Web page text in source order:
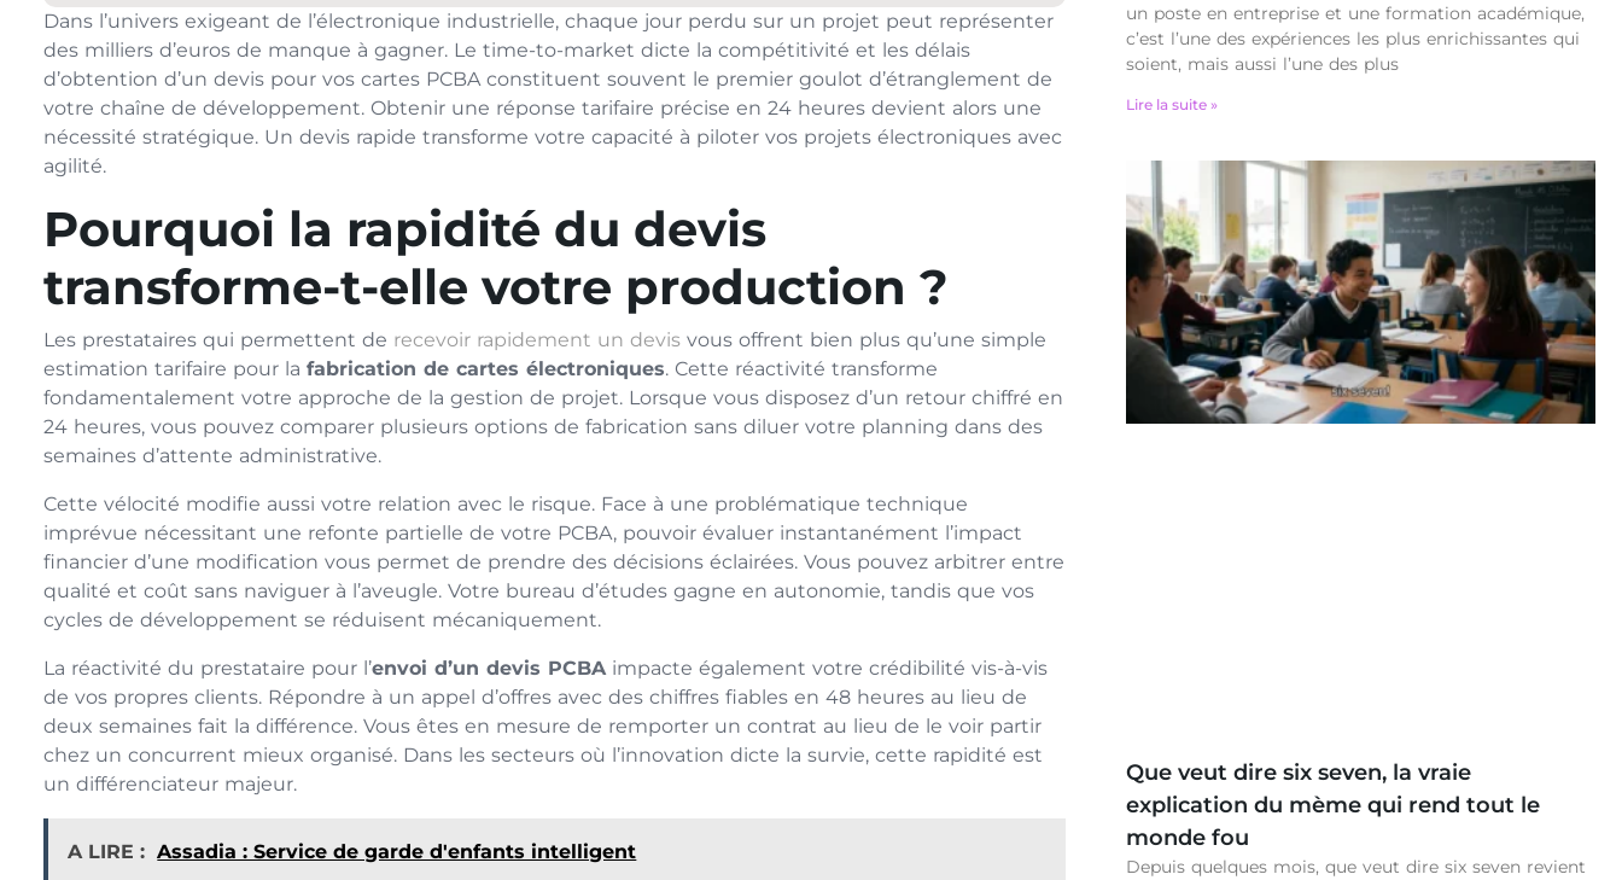
un poste en entreprise et une formation académique,
c’est l’une des expériences les plus enrichissantes qui
soient, mais aussi l’une des plus
Lire la suite »
Que veut dire six seven, la vraie
explication du mème qui rend tout le
monde fou
Depuis quelques mois, que veut dire six seven revient
Dans l’univers exigeant de l’électronique industrielle, chaque jour perdu sur un projet peut représenter
des milliers d’euros de manque à gagner. Le time-to-market dicte la compétitivité et les délais
d’obtention d’un devis pour vos cartes PCBA constituent souvent le premier goulot d’étranglement de
votre chaîne de développement. Obtenir une réponse tarifaire précise en 24 heures devient alors une
nécessité stratégique. Un devis rapide transforme votre capacité à piloter vos projets électroniques avec
agilité.
Pourquoi la rapidité du devis
transforme-t-elle votre production ?
Les prestataires qui permettent de recevoir rapidement un devis vous offrent bien plus qu’une simple
estimation tarifaire pour lafabrication de cartes électroniques. Cette réactivité transforme
fondamentalement votre approche de la gestion de projet. Lorsque vous disposez d’un retour chiffré en
24 heures, vous pouvez comparer plusieurs options de fabrication sans diluer votre planning dans des
semaines d’attente administrative.
Cette vélocité modifie aussi votre relation avec le risque. Face à une problématique technique
imprévue nécessitant une refonte partielle de votre PCBA, pouvoir évaluer instantanément l’impact
financier d’une modification vous permet de prendre des décisions éclairées. Vous pouvez arbitrer entre
qualité et coût sans naviguer à l’aveugle. Votre bureau d’études gagne en autonomie, tandis que vos
cycles de développement se réduisent mécaniquement.
La réactivité du prestataire pour l’envoi d’un devis PCBAimpacte également votre crédibilité vis-à-vis
de vos propres clients. Répondre à un appel d’offres avec des chiffres fiables en 48 heures au lieu de
deux semaines fait la différence. Vous êtes en mesure de remporter un contrat au lieu de le voir partir
chez un concurrent mieux organisé. Dans les secteurs où l’innovation dicte la survie, cette rapidité est
un différenciateur majeur.
A LIRE : Assadia : Service de garde d'enfants intelligent